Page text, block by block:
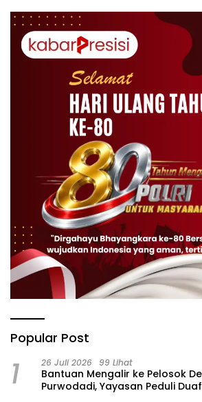
Popular Post
1 26 Juli 2026 99 Lihat
‎Bantuan Mengalir ke Pelosok
Purwodadi, Yayasan Peduli